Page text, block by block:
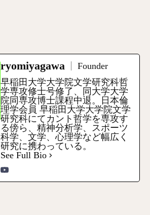
ryomiyagawa
Founder
早稲田大学大学院文学研究科哲
学専攻修士号修了、同大学大学
院同専攻博士課程中退。日本倫
理学会員 早稲田大学大学院文学
研究科にてカント哲学を専攻す
る傍ら、精神分析学、スポーツ
科学、文学、心理学など幅広く
研究に携わっている。
See Full Bio